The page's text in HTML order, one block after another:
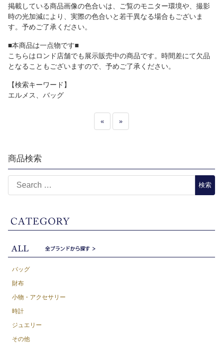
掲載している商品画像の色合いは、ご覧のモニター環境や、撮影
時の光加減により、実際の色合いと若干異なる場合もございま
す。予めご了承ください。
■本商品は一点物です■
こちらはロンド店舗でも展示販売中の商品です。時間差にて欠品
となることもございますので、予めご了承ください。
【検索キーワード】
エルメス、バッグ
« »
商品検索
バッグ
財布
小物・アクセサリー
時計
ジュエリー
その他